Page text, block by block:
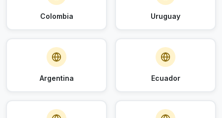
Colombia Uruguay
Argentina Ecuador